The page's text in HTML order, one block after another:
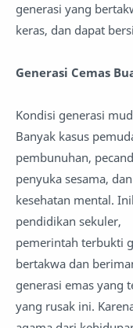
generasi yang
keras, dan dapat
Generasi Cemas
Kondisi generasi
Banyak kasus
pembunuhan,
penyuka sesama,
kesehatan mental.
pendidikan sekuler,
pemerintah terbukti
bertakwa dan
generasi emas yang
yang rusak ini.